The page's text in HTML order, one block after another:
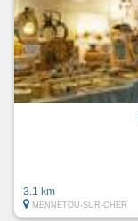
3.1 km
MENNETOU-SUR-CHER